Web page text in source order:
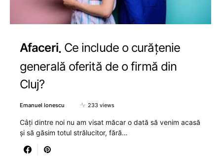
Afaceri Ce include o curățenie
generală oferită de o firmă din
Cluj?
Emanuel Ionescu 233 views
Câți dintre noi nu am visat măcar o dată să venim acasă
și să găsim totul strălucitor, fără…